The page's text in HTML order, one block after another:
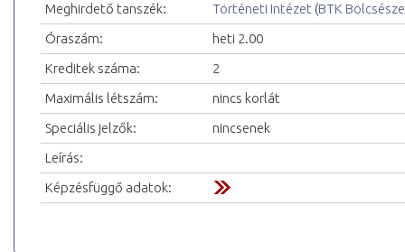
Meghirdető tanszék:
Történeti Intézet (BTK
Óraszám:
heti 2.00
Kreditek száma:
2
Maximális létszám:
nincs korlát
Speciális jelzők:
nincsenek
Leírás:
Képzésfüggő adatok: